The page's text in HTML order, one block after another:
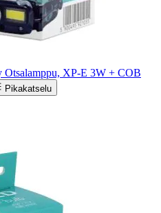
XP-E 3W + COB
Pikakatselu